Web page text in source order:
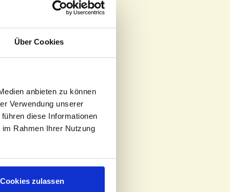
Über Cookies
anbieten zu können
Verwendung unserer
diese Informationen
Rahmen Ihrer Nutzung
Cookies zulassen
nachdem
Art von
Sie
Sie
Stolz, ein